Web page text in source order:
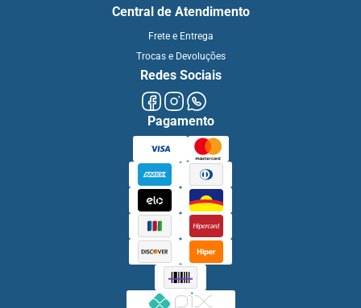
Central de Atendimento
Frete e Entrega
Trocas e Devoluções
Redes Sociais
Pagamento